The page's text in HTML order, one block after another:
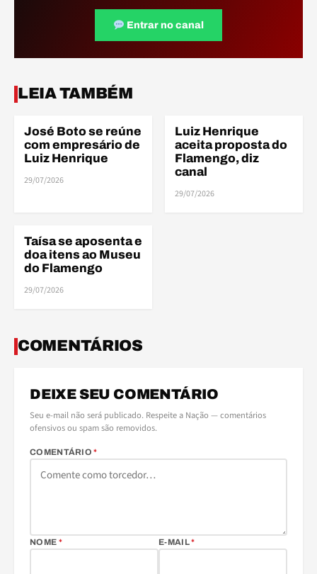
Entrar no canal
LEIA TAMBÉM
ELE
ELENCO
José Boto se reúne
com empresário de
Luiz Henrique
29/07/2026
ELENCO
Luiz Henrique
aceita proposta do
Flamengo, diz
canal
29/07/2026
ELENCO
Taísa se aposenta e
doa itens ao Museu
do Flamengo
29/07/2026
COMENTÁRIOS
DEIXE SEU COMENTÁRIO
Seu e-mail não será publicado. Respeite a Nação — comentários
ofensivos ou spam são removidos.
COMENTÁRIO*
NOME * E-MAIL*